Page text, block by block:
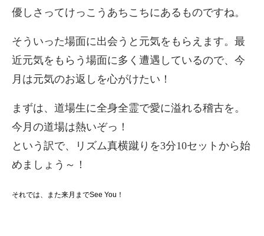
優しさってけっこうあちこちにあるものですね。
そういった場面に出会うと元気をもらえます。最
近元気をもらう場面に多く遭遇しているので、今
月は元気のお返しを心がけたい！
まずは、道場生に全身全霊で愛に溢れる稽古を。
今月の道場は熱いぞっ！
という訳で、リズム真横蹴りを3分10セットから始
めましょう～！
それでは、また来月までSee You！